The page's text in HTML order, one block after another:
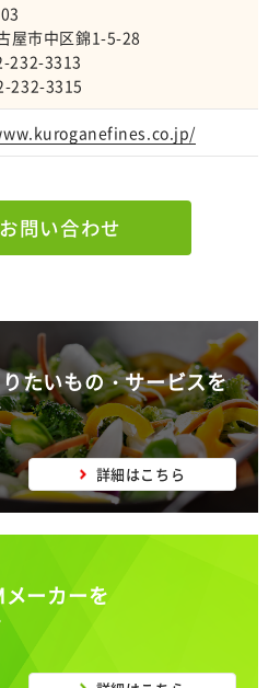
屋市中区錦1-5-28
232-3313
232-3315
問い合わせ
たいもの・サービスを
詳細はこちら
メーカーを